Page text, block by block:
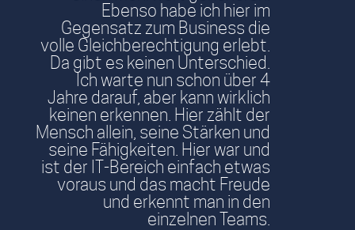
Ebenso habe ich hier im
Gegensatz zum Business die
volle Gleichberechtigung erlebt.
Da gibt es keinen Unterschied.
Ich warte nun schon über 4
Jahre darauf, aber kann wirklich
keinen erkennen. Hier zählt der
Mensch allein, seine Stärken und
seine Fähigkeiten. Hier war und
ist der IT-Bereich einfach etwas
voraus und das macht Freude
und erkennt man in den
einzelnen Teams.